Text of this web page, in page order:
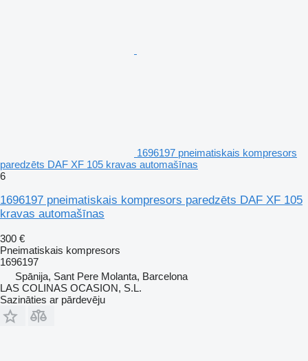
1696197 pneimatiskais kompresors
paredzēts DAF XF 105 kravas automašīnas
6
1696197 pneimatiskais kompresors paredzēts DAF XF 105
kravas automašīnas
300 €
Pneimatiskais kompresors
1696197
Spānija, Sant Pere Molanta, Barcelona
LAS COLINAS OCASION, S.L.
Sazināties ar pārdevēju